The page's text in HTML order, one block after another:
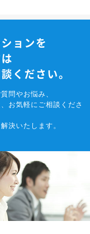
ョンを
ください。
問やお悩み、
お気軽にご相談くださ
決いたします。